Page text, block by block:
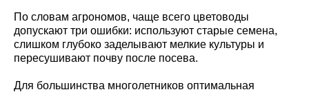
По словам агрономов, чаще всего цветоводы
допускают три ошибки: используют старые семена,
слишком глубоко заделывают мелкие культуры и
пересушивают почву после посева.
Для большинства многолетников оптимальная